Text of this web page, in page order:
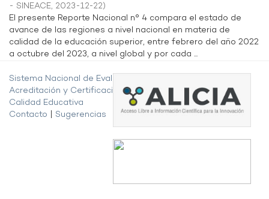
- SINEACE, 2023-12-22)
El presente Reporte Nacional n° 4 compara el estado de
avance de las regiones a nivel nacional en materia de
calidad de la educación superior, entre febrero del año 2022
a octubre del 2023, a nivel global y por cada ...
Sistema Nacional de Evaluación,
Acreditación y Certificación de la
Calidad Educativa
Contacto
Sugerencias